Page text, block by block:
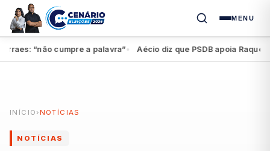
MENU
“não cumpre a palavra”● Aécio diz que PSDB apoia Raquel,
INÍCIO ›NOTÍCIAS
NOTÍCIAS